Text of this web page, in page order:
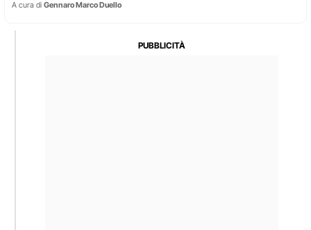
A cura di Gennaro Marco Duello